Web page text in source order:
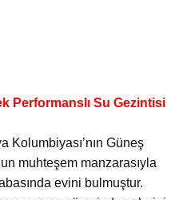
Performanslı Su Gezintisi
Kolumbiyası’nın Güneş
muhteşem manzarasıyla
evini bulmuştur.